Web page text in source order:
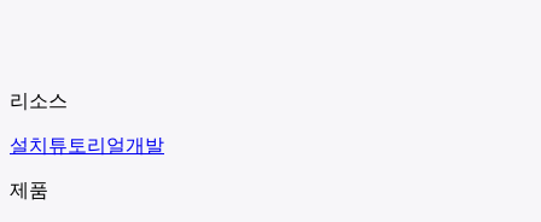
리소스
설치 튜토리얼개발
제품